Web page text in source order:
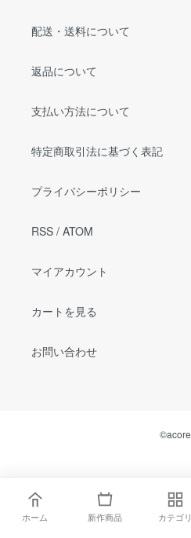
配送・送料について
返品について
支払い方法について
特定商取引法に基づく表記
プライバシーポリシー
RSS / ATOM
マイアカウント
カートを見る
お問い合わせ
©acore
ホーム 新作商品 カテゴリ